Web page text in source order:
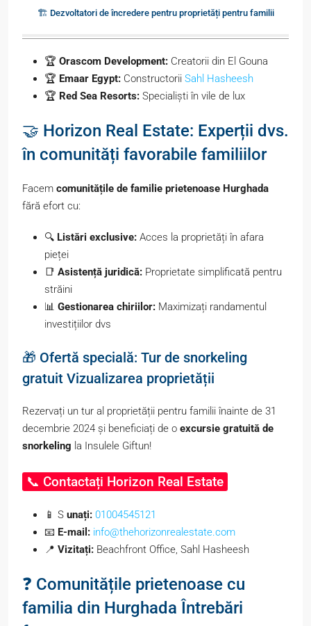
🏗️ Dezvoltatori de încredere pentru proprietăți pentru familii
🏆 Orascom Development: Creatorii din El Gouna
🏆 Emaar Egypt: Constructorii Sahl Hasheesh
🏆 Red Sea Resorts: Specialiști în vile de lux
🤝 Horizon Real Estate: Experții dvs.
în comunități favorabile familiilor
Facem comunitățile de familie prietenoase Hurghada
fără efort cu:
🔍 Listări exclusive: Acces la proprietăți în afara
pieței
📑 Asistență juridică: Proprietate simplificată pentru
străini
📊 Gestionarea chiriilor: Maximizați randamentul
investițiilor dvs
🎁 Ofertă specială: Tur de snorkeling
gratuit Vizualizarea proprietății
Rezervați un tur al proprietății pentru familii înainte de 31
decembrie 2024 și beneficiați de o excursie gratuită de
snorkeling la Insulele Giftun!
📞 Contactați Horizon Real Estate
📱 S unați: 01004545121
📧 E-mail: info@thehorizonrealestate.com
📍 Vizitați: Beachfront Office, Sahl Hasheesh
❓ Comunitățile prietenoase cu
familia din Hurghada Întrebări